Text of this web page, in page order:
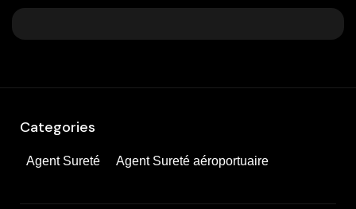
Categories
Agent Sureté Agent Sureté aéroportuaire